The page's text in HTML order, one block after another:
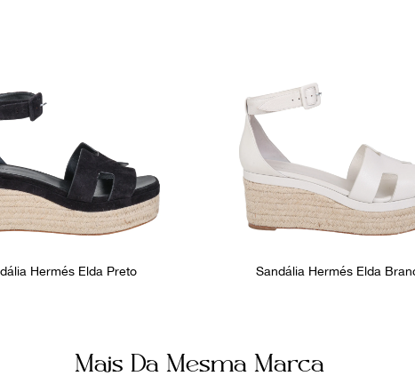
Hermés Elda Preto Sandália Hermés Elda
Mais Da Mesma Marca